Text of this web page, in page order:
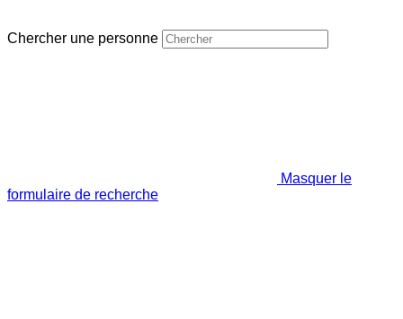
Chercher une personne
Masquer le
formulaire de recherche